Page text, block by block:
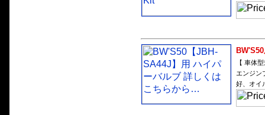
【 車体
エンジン
好、オイ